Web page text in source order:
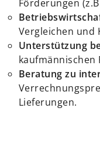
Förderungen
Vergleichen und
Unterstützung
kaufmännischen
Beratung zu
Lieferungen.